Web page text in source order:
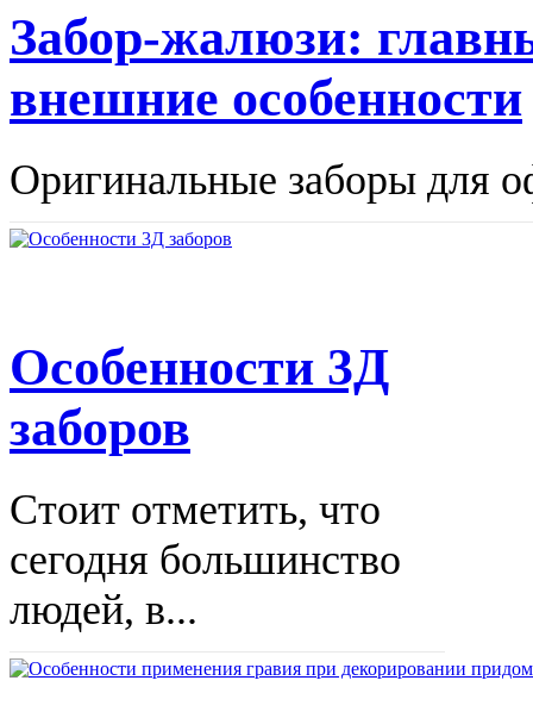
Забор-жалюзи:
внешние особенности
Оригинальные заборы для
Особенности 3Д
заборов
Стоит отметить, что
сегодня большинство
людей, в...